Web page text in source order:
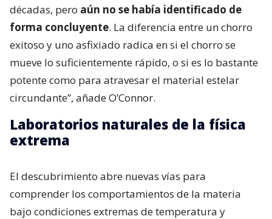
décadas, pero aún no se había identificado de
forma concluyente. La diferencia entre un chorro
exitoso y uno asfixiado radica en si el chorro se
mueve lo suficientemente rápido, o si es lo bastante
potente como para atravesar el material estelar
circundante”, añade O’Connor.
Laboratorios naturales de la física
extrema
El descubrimiento abre nuevas vías para
comprender los comportamientos de la materia
bajo condiciones extremas de temperatura y